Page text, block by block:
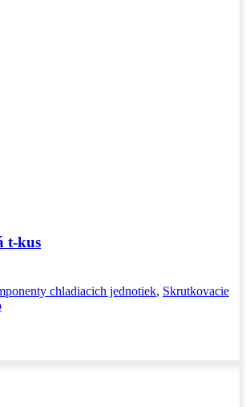
t-kus
chladiacich jednotiek, Skrutkovacie